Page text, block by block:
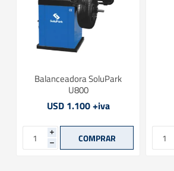
Balanceadora SoluPark
U800
USD 1.100 +iva
i
h